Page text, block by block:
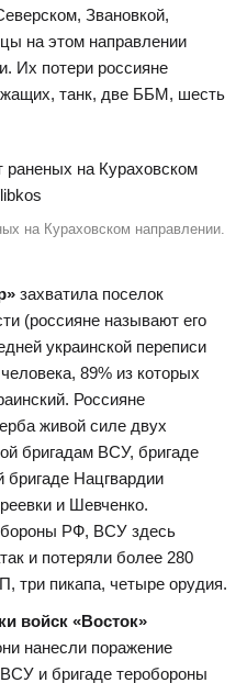
Звановкой,
на этом направлении
Их потери россияне
танк, две ББМ, шесть
на Кураховском направлении.
захватила поселок
(россияне называют его
украинской переписи
89% из которых
Россияне
живой силе двух
бригадам ВСУ, бригаде
Нацгвардии
и Шевченко.
РФ, ВСУ здесь
и потеряли более 280
три пикапа, четыре орудия.
войск «Восток»
нанесли поражение
и бригаде теробороны